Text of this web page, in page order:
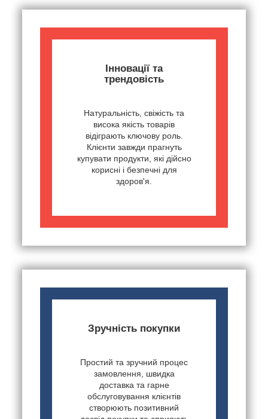
Інновації та
трендовість
Натуральність, свіжість та
висока якість товарів
відіграють ключову роль.
Клієнти завжди прагнуть
купувати продукти, які дійсно
корисні і безпечні для
здоров'я.
Зручність покупки
Простий та зручний процес
замовлення, швидка
доставка та гарне
обслуговування клієнтів
створюють позитивний